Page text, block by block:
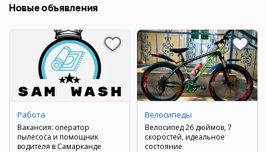
Новые объявления
Работа
Вакансия: оператор
пылесоса и помощник
водителя в Самарканде
Велосипеды
Велосипед 26 дюймов, 7
скоростей, идеальное
состояние